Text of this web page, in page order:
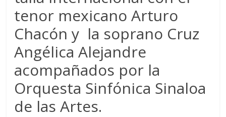
tenor mexicano Arturo
Chacón y la soprano Cruz
Angélica Alejandre
acompañados por la
Orquesta Sinfónica Sinaloa
de las Artes.